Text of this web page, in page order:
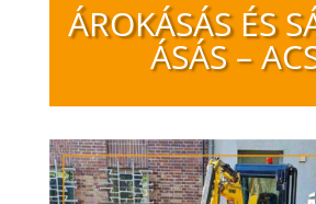
ÁROKÁSÁS ÉS
ÁSÁS –